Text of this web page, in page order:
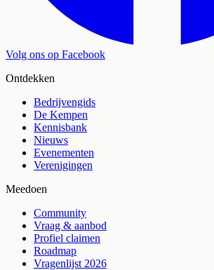
Volg ons op Facebook
Ontdekken
Bedrijvengids
De Kempen
Kennisbank
Nieuws
Evenementen
Verenigingen
Meedoen
Community
Vraag & aanbod
Profiel claimen
Roadmap
Vragenlijst 2026